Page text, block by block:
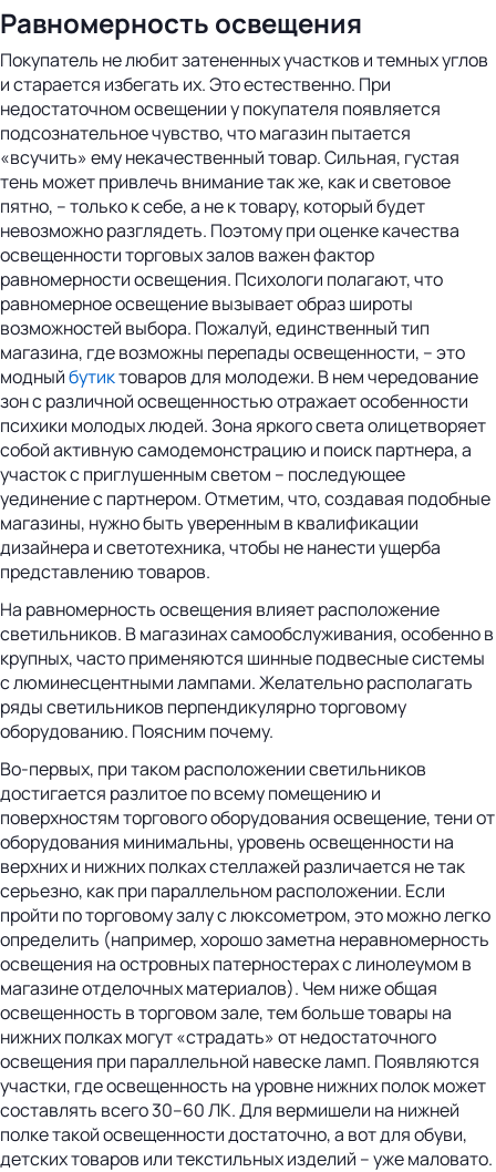
Равномерность освещения
Покупатель не любит затененных участков и темных углов
и старается избегать их. Это естественно. При
недостаточном освещении у покупателя появляется
подсознательное чувство, что магазин пытается
«всучить» ему некачественный товар. Сильная, густая
тень может привлечь внимание так же, как и световое
пятно, – только к себе, а не к товару, который будет
невозможно разглядеть. Поэтому при оценке качества
освещенности торговых залов важен фактор
равномерности освещения. Психологи полагают, что
равномерное освещение вызывает образ широты
возможностей выбора. Пожалуй, единственный тип
магазина, где возможны перепады освещенности, – это
модныйбутиктоваров для молодежи. В нем чередование
зон с различной освещенностью отражает особенности
психики молодых людей. Зона яркого света олицетворяет
собой активную самодемонстрацию и поиск партнера, а
участок с приглушенным светом – последующее
уединение с партнером. Отметим, что, создавая подобные
магазины, нужно быть уверенным в квалификации
дизайнера и светотехника, чтобы не нанести ущерба
представлению товаров.
На равномерность освещения влияет расположение
светильников. В магазинах самообслуживания, особенно в
крупных, часто применяются шинные подвесные системы
с люминесцентными лампами. Желательно располагать
ряды светильников перпендикулярно торговому
оборудованию. Поясним почему.
Во-первых, при таком расположении светильников
достигается разлитое по всему помещению и
поверхностям торгового оборудования освещение, тени от
оборудования минимальны, уровень освещенности на
верхних и нижних полках стеллажей различается не так
серьезно, как при параллельном расположении. Если
пройти по торговому залу с люксометром, это можно легко
определить (например, хорошо заметна неравномерность
освещения на островных патерностерах с линолеумом в
магазине отделочных материалов). Чем ниже общая
освещенность в торговом зале, тем больше товары на
нижних полках могут «страдать» от недостаточного
освещения при параллельной навеске ламп. Появляются
участки, где освещенность на уровне нижних полок может
составлять всего 30–60 ЛК. Для вермишели на нижней
полке такой освещенности достаточно, а вот для обуви,
детских товаров или текстильных изделий – уже маловато.